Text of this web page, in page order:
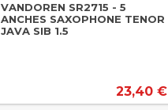
VANDOREN SR2715 - 5
ANCHES SAXOPHONE TENOR
JAVA SIB 1.5
23,40 €